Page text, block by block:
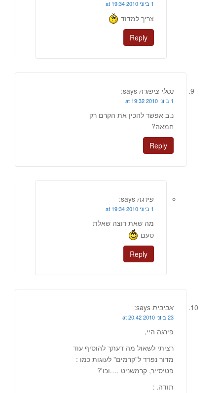
1 ביוני 2010 at 19:34
צריך למדוד
Reply
נטלי ציפורה says:
1 ביוני 2010 at 19:32
נ.ב אפשר להכין את הקרם רק
חמאה?
Reply
פירגה says:
1 ביוני 2010 at 19:34
מה שאת רוצה שאלת
טעם
Reply
אביבית says:
23 ביוני 2010 at 20:42
פירגה היי,
רציתי לשאול מה דעתך להוסיף עוד
מדור נפרד ל"קרמים" לעוגות כמו :
פטיסייר, קרמשניט ….וכו'?
תודה. :